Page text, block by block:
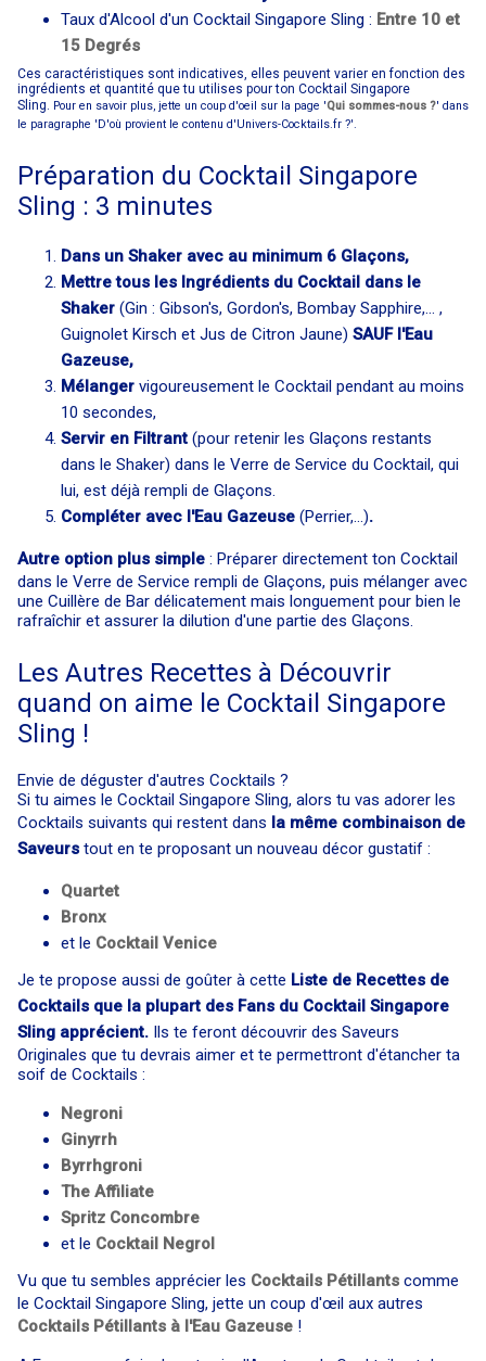
Taux d'Alcool d'un Cocktail Singapore Sling : Entre 10 et
15 Degrés
Ces caractéristiques sont indicatives, elles peuvent varier en fonction des
ingrédients et quantité que tu utilises pour ton Cocktail Singapore
Sling. Pour en savoir plus, jette un coup d'oeil sur la page 'Qui sommes-nous ?' dans
le paragraphe 'D'où provient le contenu d'Univers-Cocktails.fr ?'.
Préparation du Cocktail Singapore
Sling : 3 minutes
Dans un Shaker avec au minimum 6 Glaçons,
Mettre tous les Ingrédients du Cocktail dans le
Shaker (Gin : Gibson's, Gordon's, Bombay Sapphire,... ,
Guignolet Kirsch et Jus de Citron Jaune) SAUF l'Eau
Gazeuse,
Mélanger vigoureusement le Cocktail pendant au moins
10 secondes,
Servir en Filtrant (pour retenir les Glaçons restants
dans le Shaker) dans le Verre de Service du Cocktail, qui
lui, est déjà rempli de Glaçons.
Compléter avec l'Eau Gazeuse (Perrier,...).
Autre option plus simple : Préparer directement ton Cocktail
dans le Verre de Service rempli de Glaçons, puis mélanger avec
une Cuillère de Bar délicatement mais longuement pour bien le
rafraîchir et assurer la dilution d'une partie des Glaçons.
Les Autres Recettes à Découvrir
quand on aime le Cocktail Singapore
Sling !
Envie de déguster d'autres Cocktails ?
Si tu aimes le Cocktail Singapore Sling, alors tu vas adorer les
Cocktails suivants qui restent dans la même combinaison de
Saveurs tout en te proposant un nouveau décor gustatif :
Quartet
Bronx
et le Cocktail Venice
Je te propose aussi de goûter à cette Liste de Recettes de
Cocktails que la plupart des Fans du Cocktail Singapore
Sling apprécient. Ils te feront découvrir des Saveurs
Originales que tu devrais aimer et te permettront d'étancher ta
soif de Cocktails :
Negroni
Ginyrrh
Byrrhgroni
The Affiliate
Spritz Concombre
et le Cocktail Negrol
Vu que tu sembles apprécier les Cocktails Pétillants comme
le Cocktail Singapore Sling, jette un coup d'œil aux autres
Cocktails Pétillants à l'Eau Gazeuse !